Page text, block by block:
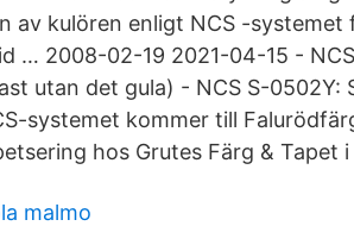
av kulören enligt NCS -
… 2008-02-19 2021-04-15 -
utan det gula) - NCS S-0502Y:
systemet kommer till
hos Grutes Färg & Tapet
malmo